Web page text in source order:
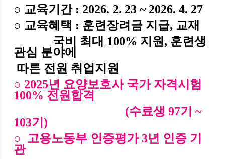
○ 교육기간 : 2026. 2. 23 ~ 2026. 4. 27
○ 교육혜택 : 훈련장려금 지급, 교재
국비 최대 100% 지원 , 훈련생
관심 분야에
따른 전원 취업지원
○ 2025년 요양보호사 국가 자격시험
100% 전원합격
(수료생 97기 ~
103기)
○ 고용노동부 인증평가 3년 인증 기
관